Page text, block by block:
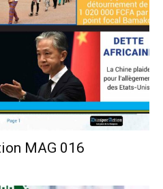
MAG 016